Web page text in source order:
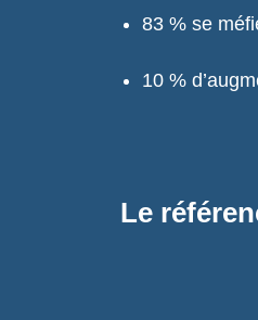
83 % se
10 %
Le